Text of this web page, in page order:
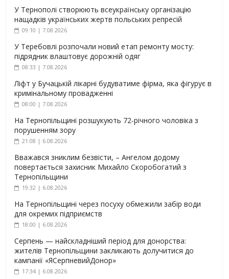
У Тернополі створюють всеукраїнську організацію
нащадків українських жертв польських репресій
09:10 | 7.08.2026
У Теребовлі розпочали новий етап ремонту мосту:
підрядник влаштовує дорожній одяг
08:33 | 7.08.2026
Ліфт у Бучацькій лікарні будуватиме фірма, яка фігурує в
кримінальному провадженні
08:00 | 7.08.2026
На Тернопільщині розшукують 72-річного чоловіка з
порушенням зору
21:08 | 6.08.2026
Вважався зниклим безвісти, – Ангелом додому
повертається захисник Михайло Скоробогатий з
Тернопільщини
19:32 | 6.08.2026
На Тернопільщині через посуху обмежили забір води
для окремих підприємств
18:00 | 6.08.2026
Серпень — найскладніший період для донорства:
жителів Тернопільщини закликають долучитися до
кампанії «ЯСерпневийДонор»
17:34 | 6.08.2026